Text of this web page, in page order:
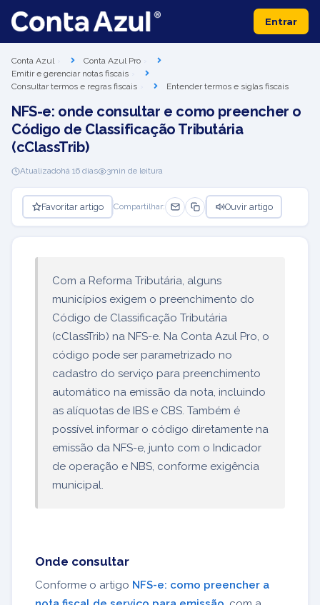
Entrar
Conta Azul
Conta Azul Pro
Emitir e gerenciar notas fiscais
Consultar termos e regras fiscais
Entender termos e siglas fiscais
NFS-e: onde consultar e como preencher o
Código de Classificação Tributária
(cClassTrib)
Atualizadohá 16 dias 3min de leitura
Favoritar artigo Compartilhar: Ouvir artigo
Com a Reforma Tributária, alguns
municípios exigem o preenchimento do
Código de Classificação Tributária
(cClassTrib) na NFS-e. Na Conta Azul Pro, o
código pode ser parametrizado no
cadastro do serviço para preenchimento
automático na emissão da nota, incluindo
as alíquotas de IBS e CBS. Também é
possível informar o código diretamente na
emissão da NFS-e, junto com o Indicador
de operação e NBS, conforme exigência
municipal.
Onde consultar
Conforme o artigo NFS-e: como preencher a